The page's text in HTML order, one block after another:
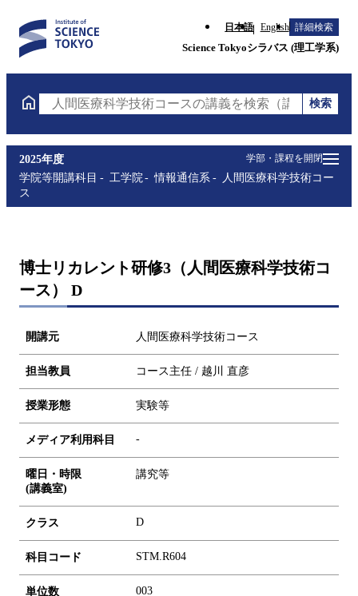
日本語 English 詳細検索
Science Tokyoシラバス (理工学系)
人間医療科学技術コースの講義を検索（講義名・科
検索
学部・課程を開閉
2025年度
学院等開講科目
工学院 情報通信系
人間医療科学技術コー
ス
博士リカレント研修3（人間医療科学技術コ
ース） D
開講元 人間医療科学技術コース
担当教員 コース主任 / 越川 直彦
授業形態 実験等
メディア利用科目 -
曜日・時限
(講義室)
講究等
クラス D
科目コード STM.R604
単位数 003